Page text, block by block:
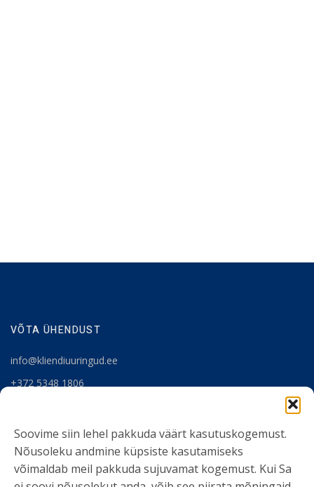
Soovime siin lehel pakkuda väärt kasutuskogemust.
Nõusoleku andmine küpsiste kasutamiseks
võimaldab meil pakkuda sujuvamat kogemust. Kui Sa
VÕTA ÜHENDUST
info@kliendiuuringud.ee
+372 5348 1806
KASULIK INFO
Teenused
Tööriistad